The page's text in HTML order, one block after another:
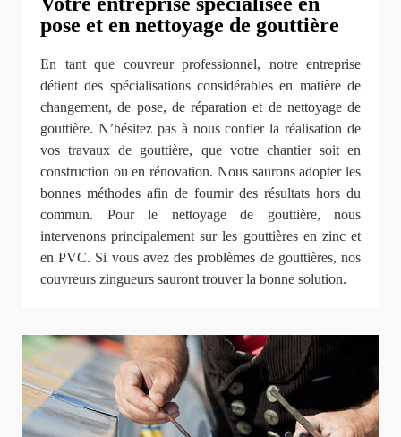
pose et en nettoyage de gouttière
En tant que couvreur professionnel, notre entreprise
détient des spécialisations considérables en matière de
changement, de pose, de réparation et de nettoyage de
gouttière. N’hésitez pas à nous confier la réalisation de
vos travaux de gouttière, que votre chantier soit en
construction ou en rénovation. Nous saurons adopter les
bonnes méthodes afin de fournir des résultats hors du
commun. Pour le nettoyage de gouttière, nous
intervenons principalement sur les gouttières en zinc et
en PVC. Si vous avez des problèmes de gouttières, nos
couvreurs zingueurs sauront trouver la bonne solution.